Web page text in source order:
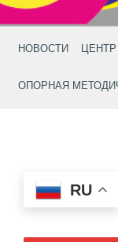
НОВОСТИ
ОПОРНАЯ
RU